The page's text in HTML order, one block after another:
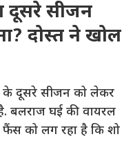
दूसरे सीजन
दोस्त ने खोल
के दूसरे सीजन को लेकर
बलराज घई की वायरल
फैंस को लग रहा है कि शो